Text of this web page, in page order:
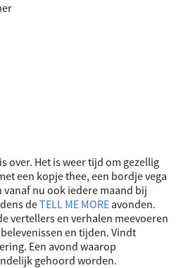
over. Het is weer tijd om gezellig
een kopje thee, een bordje vega
vanaf nu ook iedere maand bij
deTELL ME MORE avonden.
vertellers en verhalen meevoeren
en tijden. Vindt
Een avond waarop
gehoord worden.